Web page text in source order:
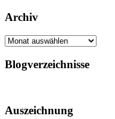
Archiv
Archiv
Blogverzeichnisse
Auszeichnung